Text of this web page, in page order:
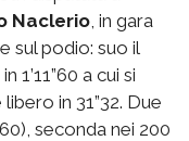
Naclerio , in gara
sul podio: suo il
a cui si
in 31”32. Due
seconda nei 200